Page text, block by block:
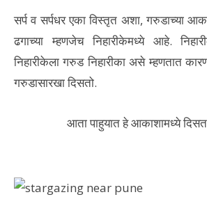
सर्प व सर्पधर एका विस्तृत अशा, गरुडाच्या
ढगाच्या म्हणजेच निहारीकेमध्ये आहे.
निहारीकेला गरुड निहारीका असे म्हणतात
गरुडासारखा दिसतो.
आता पाहुयात हे आकाशामध्ये